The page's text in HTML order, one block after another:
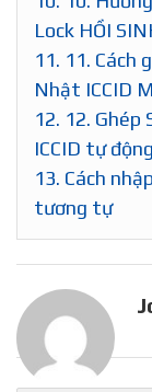
Lock HỒI
11. 11. Cách
Nhật ICCID
12. 12. Ghép
ICCID tự động
13. Cách
tương tự